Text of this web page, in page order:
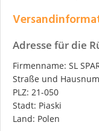
Adresse für die
Firmenname: SL
Straße und
PLZ: 21-050
Stadt: Piaski
Land: Polen